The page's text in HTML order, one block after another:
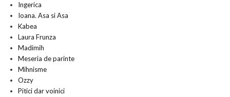
Ingerica
Ioana. Asa si Asa
Kabea
Laura Frunza
Madimih
Meseria de parinte
Mihnisme
Ozzy
Pitici dar voinici